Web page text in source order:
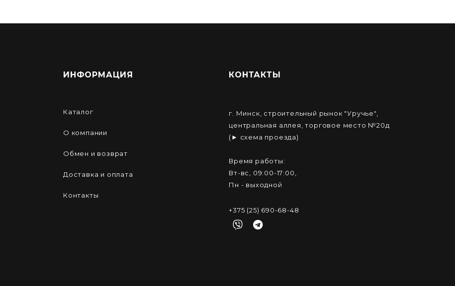
ИНФОРМАЦИЯ
Каталог
О компании
Обмен и возврат
Доставка и оплата
Контакты
КОНТАКТЫ
г. Минск, строительный рынок "Уручье",
центральная аллея, торговое место №20д
(► схема проезда)
Время работы:
Вт-вс, 09:00-17:00,
Пн - выходной
+375 (25) 690-68-48